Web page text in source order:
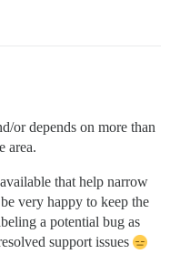
or depends on more than
area.
that help narrow
very happy to keep the
a potential bug as
support issues